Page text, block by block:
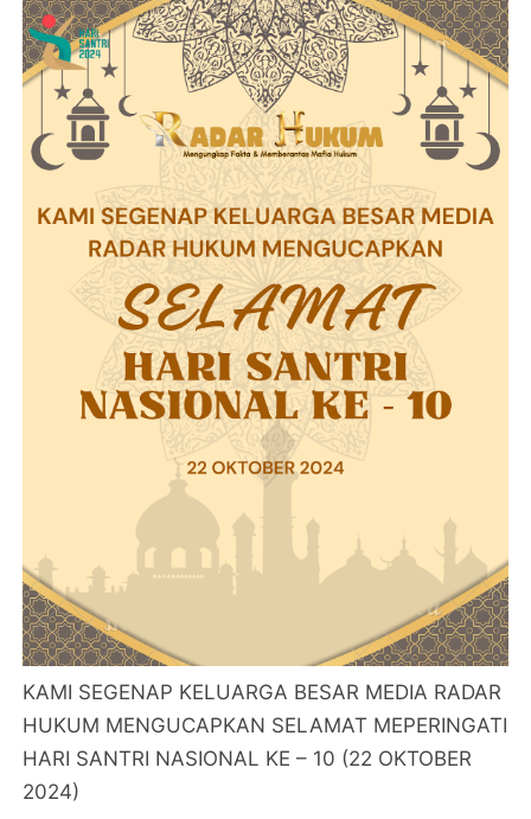
KAMI SEGENAP KELUARGA BESAR MEDIA RADAR
HUKUM MENGUCAPKAN SELAMAT MEPERINGATI
HARI SANTRI NASIONAL KE – 10 (22 OKTOBER
2024)